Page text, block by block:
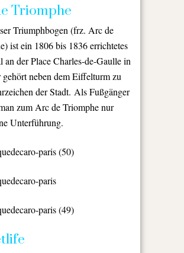
Triomphe
Triumphbogen (frz. Arc de
) ist ein 1806 bis 1836 errichtetes
an der Place Charles-de-Gaulle in
gehört neben dem Eiffelturm zu
der Stadt. Als Fußgänger
zum Arc de Triomphe nur
Unterführung.